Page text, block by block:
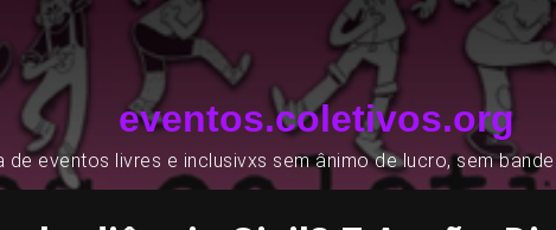
eventos.coletivos.org
de eventos livres e inclusivxs sem ânimo de lucro, sem